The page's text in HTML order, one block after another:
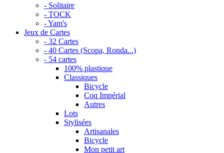
- Solitaire
- TOCK
- Yam's
Jeux de Cartes
- 32 Cartes
- 40 Cartes (Scopa, Ronda...)
- 54 cartes
100% plastique
Classiques
Bicycle
Coq Impérial
Autres
Lots
Stylisées
Artisanales
Bicycle
Mon petit art